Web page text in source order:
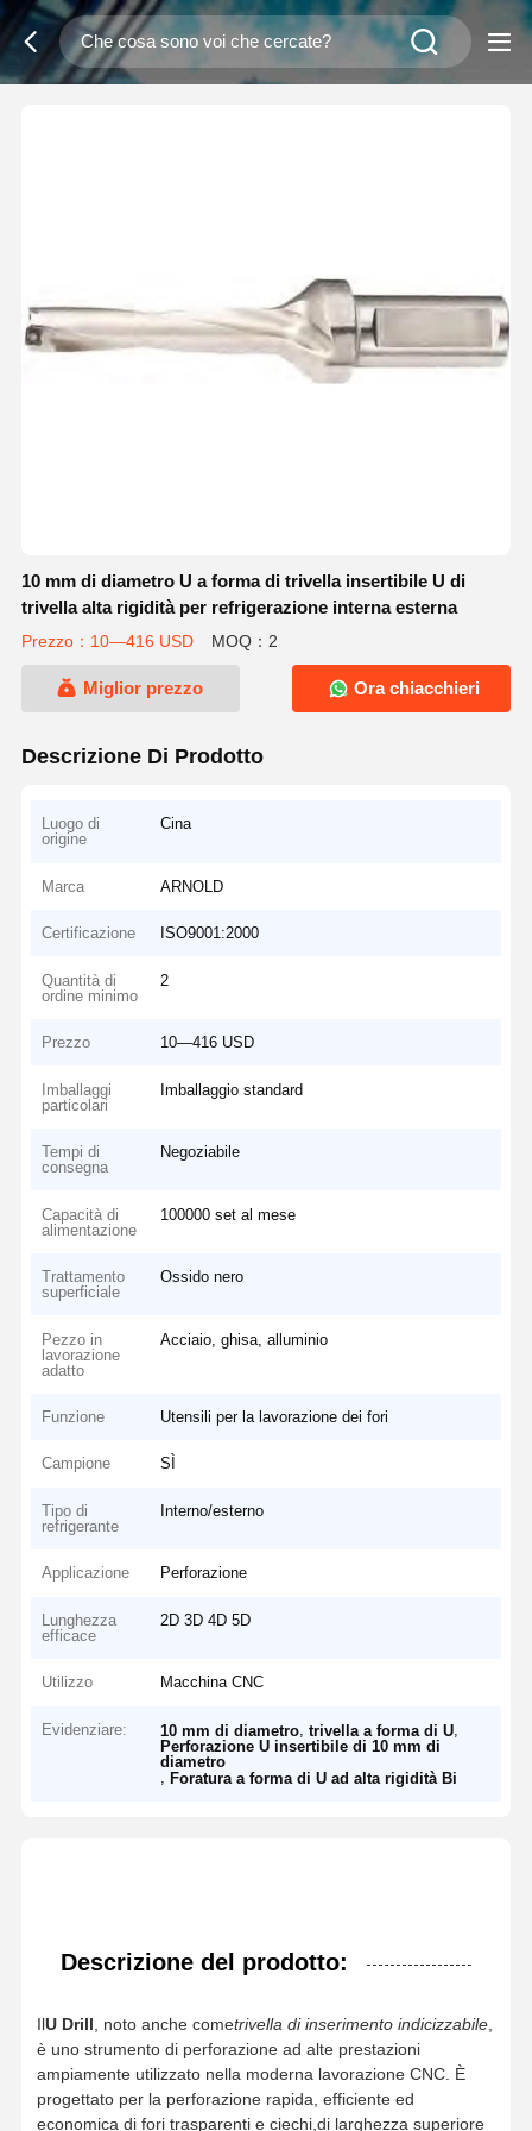
10 mm di diametro U a forma di trivella insertibile U di
trivella alta rigidità per refrigerazione interna esterna
Prezzo：10—416 USD MOQ：2
Miglior prezzo Ora chiacchieri
Descrizione Di Prodotto
Luogo di
origine
Cina
Marca ARNOLD
Certificazione ISO9001:2000
Quantità di
ordine minimo
2
Prezzo 10—416 USD
Imballaggi
particolari
Imballaggio standard
Tempi di
consegna
Negoziabile
Capacità di
alimentazione
100000 set al mese
Trattamento
superficiale
Ossido nero
Pezzo in
lavorazione
adatto
Acciaio, ghisa, alluminio
Funzione Utensili per la lavorazione dei fori
Campione SÌ
Tipo di
refrigerante
Interno/esterno
Applicazione Perforazione
Lunghezza
efficace
2D 3D 4D 5D
Utilizzo Macchina CNC
Evidenziare: 10 mm di diametro ,trivella a forma di U
Perforazione U insertibile di 10 mm di
diametro
,Foratura a forma di U ad alta rigidità Bi
Descrizione del prodotto:
IlU Drill , noto anche cometrivella di inserimento indicizzabile,
è uno strumento di perforazione ad alte prestazioni
ampiamente utilizzato nella moderna lavorazione CNC. È
progettato per la perforazione rapida, efficiente ed
economica di fori trasparenti e ciechi,di larghezza superiore